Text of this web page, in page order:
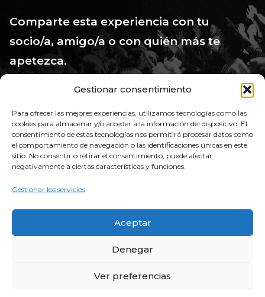
Gestionar consentimiento
Para ofrecer las mejores experiencias, utilizamos tecnologías como las
cookies para almacenar y/o acceder a la información del dispositivo. El
consentimiento de estas tecnologías nos permitirá procesar datos como
el comportamiento de navegación o las identificaciones únicas en este
sitio. No consentir o retirar el consentimiento, puede afectar
negativamente a ciertas características y funciones.
Gestionar los servicios
Aceptar
Denegar
Ver preferencias
Comparte esta experiencia con tu
socio/a, amigo/ao con quién más te
apetezca.
QUIERO COMPARTIR EL EVENTO
¿Alguna duda?